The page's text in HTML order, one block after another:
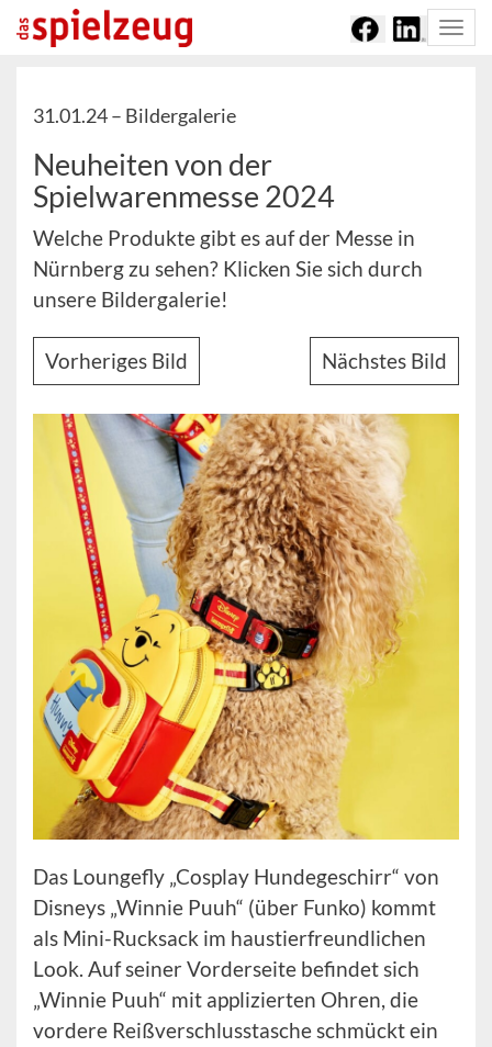
31.01.24 – Bildergalerie
Neuheiten von der
Spielwarenmesse 2024
Welche Produkte gibt es auf der Messe in
Nürnberg zu sehen? Klicken Sie sich durch
unsere Bildergalerie!
Vorheriges Bild Nächstes Bild
Das Loungefly „Cosplay Hundegeschirr“ von
Disneys „Winnie Puuh“ (über Funko) kommt
als Mini-Rucksack im haustierfreundlichen
Look. Auf seiner Vorderseite befindet sich
„Winnie Puuh“ mit applizierten Ohren, die
vordere Reißverschlusstasche schmückt ein